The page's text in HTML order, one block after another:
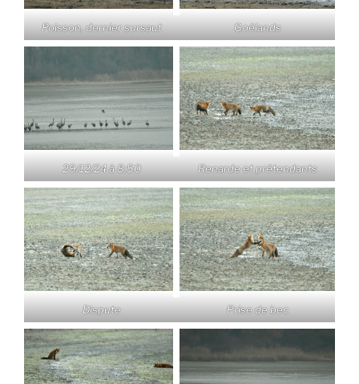
Poisson, dernier sursaut Goélands
29/12/24 à 8:50 Renarde et prétendants
Dispute Prise de bec